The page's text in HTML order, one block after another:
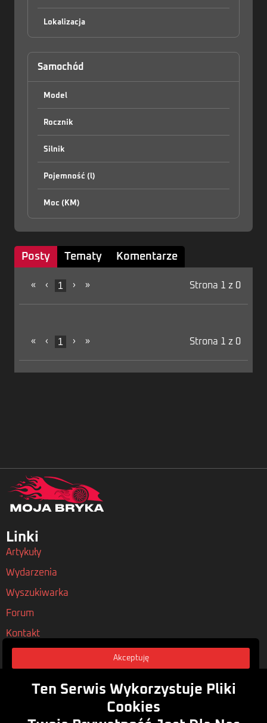
Lokalizacja
Samochód
Model
Rocznik
Silnik
Pojemność (l)
Moc (KM)
Posty Tematy Komentarze
« ‹ 1 › » Strona 1 z 0
« ‹ 1 › » Strona 1 z 0
Linki
Artykuły
Wydarzenia
Wyszukiwarka
Forum
Kontakt
Nasze Polityki
Regulamin
Akceptuję
Ten Serwis Wykorzystuje Pliki
Cookies